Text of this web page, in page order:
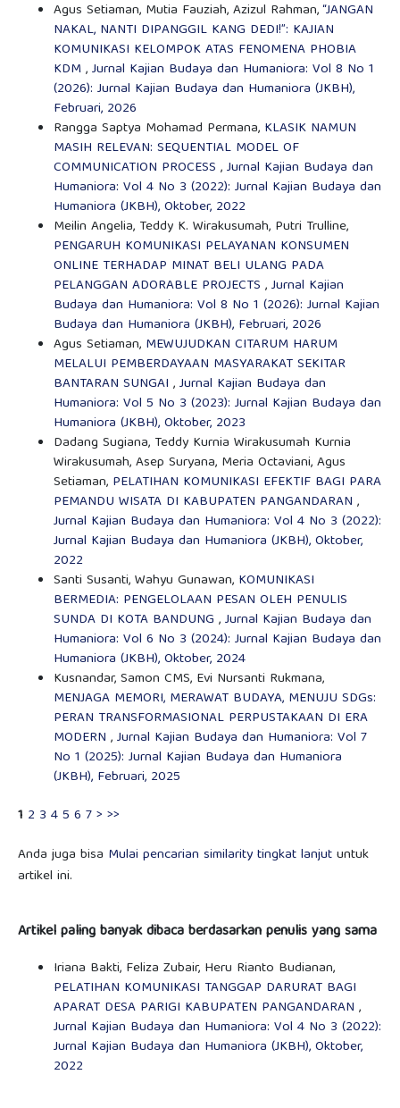
Agus Setiaman, Mutia Fauziah, Azizul Rahman,“JANGAN
NAKAL, NANTI DIPANGGIL KANG DEDI!”: KAJIAN
KOMUNIKASI KELOMPOK ATAS FENOMENA PHOBIA
KDM,Jurnal Kajian Budaya dan Humaniora: Vol 8 No 1
(2026): Jurnal Kajian Budaya dan Humaniora (JKBH),
Februari, 2026
Rangga Saptya Mohamad Permana, KLASIK NAMUN
MASIH RELEVAN: SEQUENTIAL MODEL OF
COMMUNICATION PROCESS ,Jurnal Kajian Budaya dan
Humaniora: Vol 4 No 3 (2022): Jurnal Kajian Budaya dan
Humaniora (JKBH), Oktober, 2022
Meilin Angelia, Teddy K. Wirakusumah, Putri Trulline,
PENGARUH KOMUNIKASI PELAYANAN KONSUMEN
ONLINE TERHADAP MINAT BELI ULANG PADA
PELANGGAN ADORABLE PROJECTS ,Jurnal Kajian
Budaya dan Humaniora: Vol 8 No 1 (2026): Jurnal Kajian
Budaya dan Humaniora (JKBH), Februari, 2026
Agus Setiaman, MEWUJUDKAN CITARUM HARUM
MELALUI PEMBERDAYAAN MASYARAKAT SEKITAR
BANTARAN SUNGAI ,Jurnal Kajian Budaya dan
Humaniora: Vol 5 No 3 (2023): Jurnal Kajian Budaya dan
Humaniora (JKBH), Oktober, 2023
Dadang Sugiana, Teddy Kurnia Wirakusumah Kurnia
Wirakusumah, Asep Suryana, Meria Octaviani, Agus
Setiaman, PELATIHAN KOMUNIKASI EFEKTIF BAGI PARA
PEMANDU WISATA DI KABUPATEN PANGANDARAN ,
Jurnal Kajian Budaya dan Humaniora: Vol 4 No 3 (2022):
Jurnal Kajian Budaya dan Humaniora (JKBH), Oktober,
2022
Santi Susanti, Wahyu Gunawan, KOMUNIKASI
BERMEDIA: PENGELOLAAN PESAN OLEH PENULIS
SUNDA DI KOTA BANDUNG ,Jurnal Kajian Budaya dan
Humaniora: Vol 6 No 3 (2024): Jurnal Kajian Budaya dan
Humaniora (JKBH), Oktober, 2024
Kusnandar, Samon CMS, Evi Nursanti Rukmana,
MENJAGA MEMORI, MERAWAT BUDAYA, MENUJU SDGs:
PERAN TRANSFORMASIONAL PERPUSTAKAAN DI ERA
MODERN ,Jurnal Kajian Budaya dan Humaniora: Vol 7
No 1 (2025): Jurnal Kajian Budaya dan Humaniora
(JKBH), Februari, 2025
1 2 3 45 6 7> >>
Anda juga bisa Mulai pencarian similarity tingkat lanjutuntuk
artikel ini.
Artikel paling banyak dibaca berdasarkan penulis yang sama
Iriana Bakti, Feliza Zubair, Heru Rianto Budianan,
PELATIHAN KOMUNIKASI TANGGAP DARURAT BAGI
APARAT DESA PARIGI KABUPATEN PANGANDARAN ,
Jurnal Kajian Budaya dan Humaniora: Vol 4 No 3 (2022):
Jurnal Kajian Budaya dan Humaniora (JKBH), Oktober,
2022